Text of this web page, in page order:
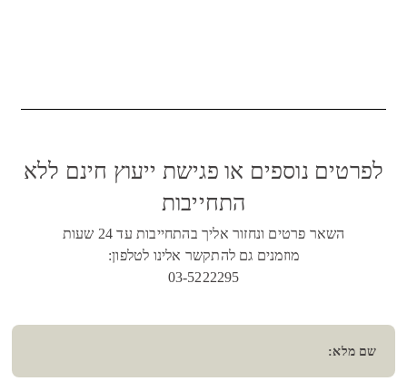
לפרטים נוספים או פגישת ייעוץ חינם ללא
התחייבות
השאר פרטים ונחזור אליך בהתחייבות עד 24 שעות
מוזמנים גם להתקשר אלינו לטלפון:
03-5222295
שם מלא: